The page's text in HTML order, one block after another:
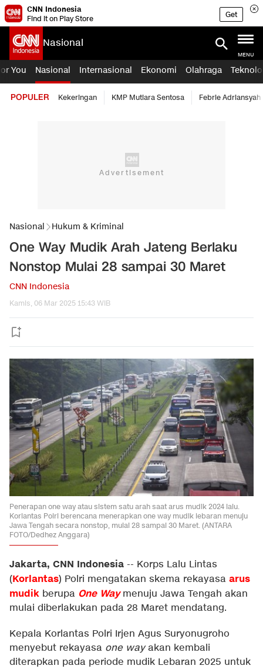
CNN Indonesia
Find it on Play Store
Get
Nasional
MENU
You Nasional Internasional Ekonomi Olahraga
POPULER Kekeringan KMP Mutiara Sentosa Febrie Adriansyah
Nasional Hukum & Kriminal
One Way Mudik Arah Jateng Berlaku
Nonstop Mulai 28 sampai 30 Maret
CNN Indonesia
Kamis, 06 Mar 2025 15:43 WIB
Penerapan one way atau sistem satu arah saat arus mudik 2024 lalu.
Korlantas Polri berencana menerapkan one way mudik lebaran menuju
Jawa Tengah secara nonstop, mulai 28 sampai 30 Maret. (ANTARA
FOTO/Dedhez Anggara)
Jakarta, CNN Indonesia -- Korps Lalu Lintas
(Korlantas) Polri mengatakan skema rekayasa arus
mudik berupa One Waymenuju Jawa Tengah akan
mulai diberlakukan pada 28 Maret mendatang.
Kepala Korlantas Polri Irjen Agus Suryonugroho
menyebut rekayasa one wayakan kembali
diterapkan pada periode mudik Lebaran 2025 untuk